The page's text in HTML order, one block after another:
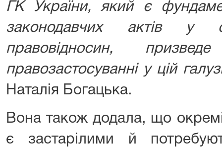
ГК
України, який є
законодавчих актів у
правовідносин,
правозастосуванні у цій
Наталія Богацька.
Вона також додала, що
є застарілими й